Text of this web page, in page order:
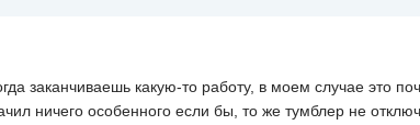
заканчиваешь какую-то работу, в моем случае это
ничего особенного если бы, то же тумблер не